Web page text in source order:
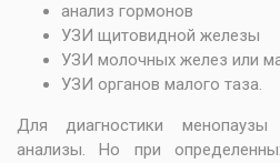
анализ гормонов
УЗИ щитовидной железы
УЗИ молочных желез или
УЗИ органов малого таза.
Для диагностики
анализы. Но при